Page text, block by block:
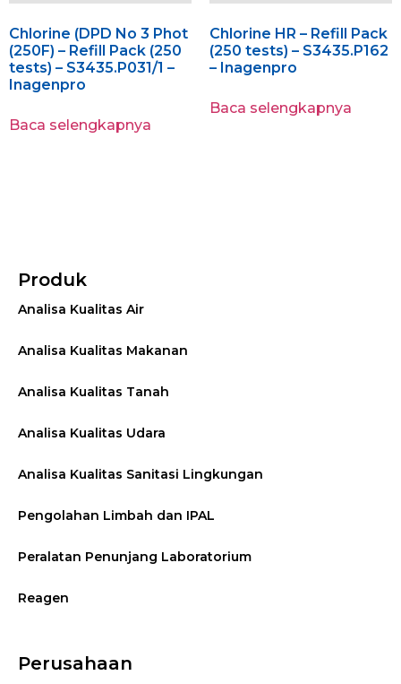
Chlorine (DPD No 3 Phot
(250F) – Refill Pack (250
tests) – S3435.P031/1 –
Inagenpro
Baca selengkapnya
Chlorine HR – Refill Pack
(250 tests) – S3435.P162
– Inagenpro
Baca selengkapnya
Produk
Analisa Kualitas Air
Analisa Kualitas Makanan
Analisa Kualitas Tanah
Analisa Kualitas Udara
Analisa Kualitas Sanitasi Lingkungan
Pengolahan Limbah dan IPAL
Peralatan Penunjang Laboratorium
Reagen
Perusahaan